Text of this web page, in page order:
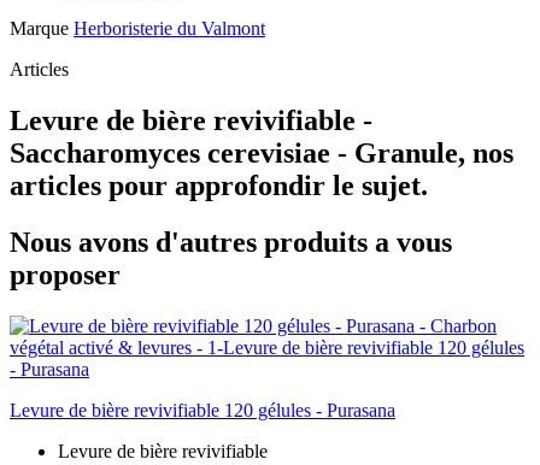
Marque Herboristerie du Valmont
Articles
Levure de bière revivifiable -
Saccharomyces cerevisiae - Granule, nos
articles pour approfondir le sujet.
Nous avons d'autres produits a vous
proposer
Levure de bière revivifiable 120 gélules - Purasana
Levure de bière revivifiable